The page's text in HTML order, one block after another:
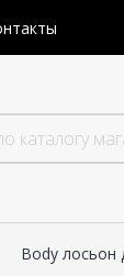
Body лосьон